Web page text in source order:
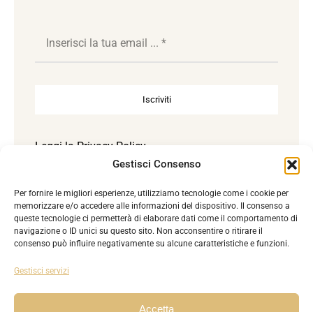
Gestisci Consenso
Per fornire le migliori esperienze, utilizziamo tecnologie come i cookie per
memorizzare e/o accedere alle informazioni del dispositivo. Il consenso a
queste tecnologie ci permetterà di elaborare dati come il comportamento di
navigazione o ID unici su questo sito. Non acconsentire o ritirare il
consenso può influire negativamente su alcune caratteristiche e funzioni.
Gestisci servizi
Accetta
Iscriviti
Leggi la Privacy Policy
Accetto la Privacy Policy. Reg. UE 2016/679.